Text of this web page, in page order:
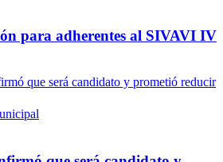
para adherentes al SIVAVI IV